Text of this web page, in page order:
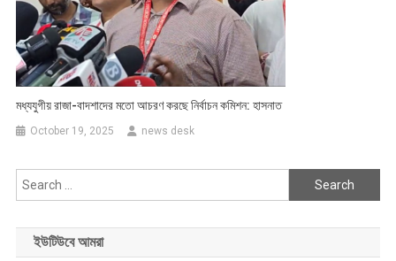
মধ্যযুগীয় রাজা-বাদশাদের মতো আচরণ করছে নির্বাচন কমিশন: হাসনাত
October 19, 2025 news desk
Search
for:
ইউটিউবে আমরা